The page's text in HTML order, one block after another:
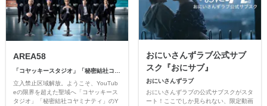
AREA58
「コヤッキースタジオ」「秘密結社コヤミナティ」
立入禁止区域解放。ようこそ、YouTub
eの限界を超えた聖域へ「コヤッキース
タジオ」「秘密結社コヤミナティ」のY
おにいさんずラブ公式サブ
スク『おにサブ』
おにいさんずラブ
おにいさんずラブの公式サブスクがスタ
ート！ここでしか見られない、限定動画